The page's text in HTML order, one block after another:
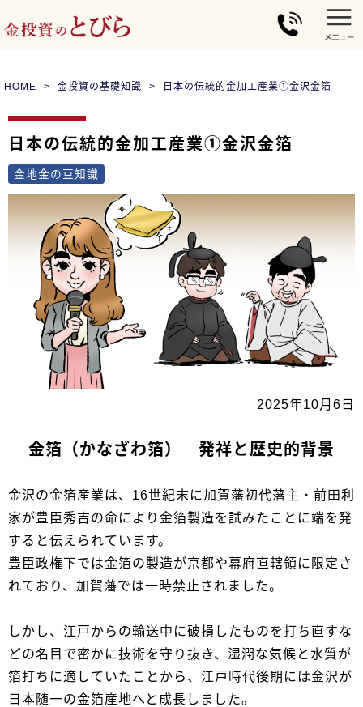
HOME 金投資の基礎知識 日本の伝統的金加工産業①金沢金箔
日本の伝統的金加工産業①金沢金箔
金地金の豆知識
2025年10月6日
金箔（かなざわ箔） 発祥と歴史的背景
金沢の金箔産業は、16世紀末に加賀藩初代藩主・前田利
家が豊臣秀吉の命により金箔製造を試みたことに端を発
すると伝えられています。
豊臣政権下では金箔の製造が京都や幕府直轄領に限定さ
れており、加賀藩では一時禁止されました。
しかし、江戸からの輸送中に破損したものを打ち直すな
どの名目で密かに技術を守り抜き、湿潤な気候と水質が
箔打ちに適していたことから、江戸時代後期には金沢が
日本随一の金箔産地へと成長しました。